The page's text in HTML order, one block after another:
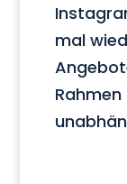
mal
Rahmen